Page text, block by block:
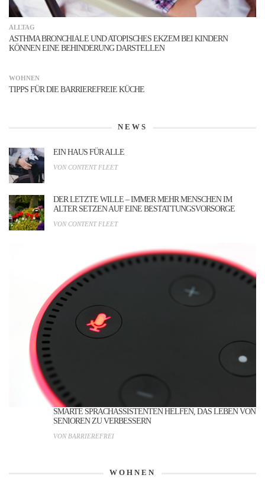
ALLTAG
ASTHMA BRONCHIALE UND ATOPISCHES EKZEM BEI KINDERN
KÖNNEN EINE BEHINDERUNG DARSTELLEN
WOHNEN
TIPPS FÜR DIE BARRIEREFREIE KÜCHE
NEWS
EIN HAUS FÜR ALLE
VON CONTENT FLEET
DER LETZTE WILLE – IMMER MEHR MENSCHEN IM
ALTER SETZEN AUF EINE BESTATTUNGSVORSORGE
VON CONTENT FLEET
SMARTE SPRACHASSISTENTEN HELFEN, DAS LEBEN VON
SENIOREN ZU VERBESSERN
VON BARRIEREFREI
WOHNEN